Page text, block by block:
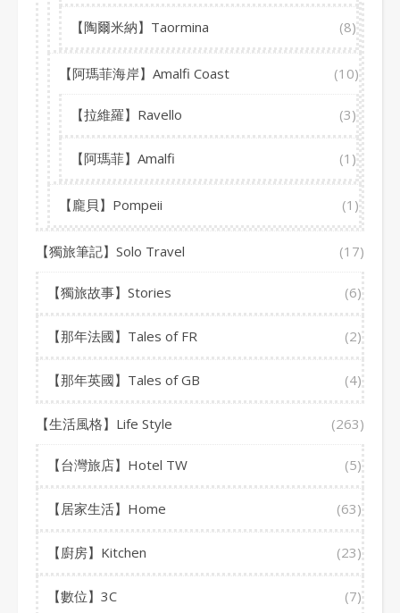
【陶爾米納】Taormina (8)
【阿瑪菲海岸】Amalfi Coast (10)
【拉維羅】Ravello (3)
【阿瑪菲】Amalfi (1)
【龐貝】Pompeii (1)
【獨旅筆記】Solo Travel (17)
【獨旅故事】Stories (6)
【那年法國】Tales of FR (2)
【那年英國】Tales of GB (4)
【生活風格】Life Style (263)
【台灣旅店】Hotel TW (5)
【居家生活】Home (63)
【廚房】Kitchen (23)
【數位】3C (7)